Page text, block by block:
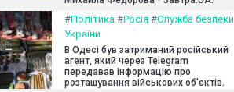
#Політика #Росія #Служба безпеки
України
В Одесі був затриманий російський
агент, який через Telegram
передавав інформацію про
розташування військових об'єктів.